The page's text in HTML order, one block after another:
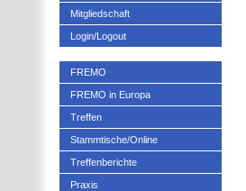
Mitgliedschaft
Login/Logout
FREMO
FREMO in Europa
Treffen
Stammtische/Online
Treffenberichte
Praxis